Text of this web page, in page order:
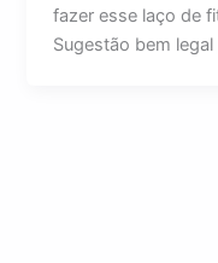
fazer esse laço de
Sugestão bem